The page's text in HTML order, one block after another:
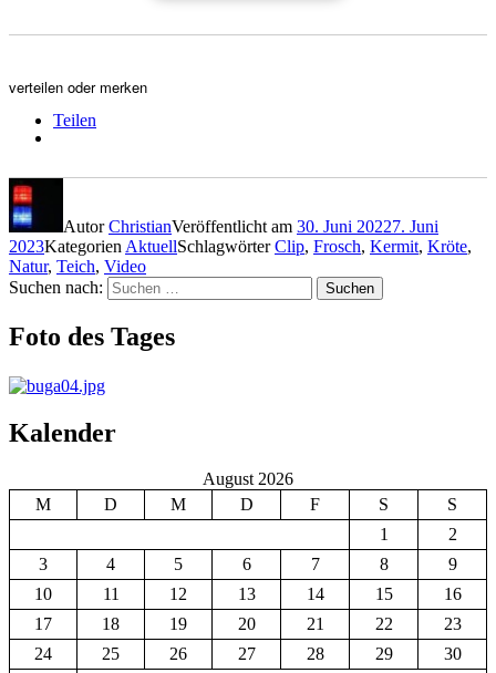
verteilen oder merken
Teilen
AutorChristianVeröffentlicht am 30. Juni 20227. Juni
2023Kategorien AktuellSchlagwörterClip, Frosch, Kermit, Kröte,
Natur, Teich, Video
Suchen nach:
Suchen
Foto des Tages
Kalender
August 2026
M
D M D F S
S
1
2
3
4 5 6 7 8
9
10
11 12 13 14 15
16
17
18 19 20 21 22
23
24
25 26 27 28 29
30